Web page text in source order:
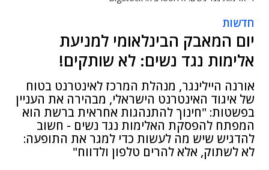
חדשות
יום המאבק הבינלאומי למניעת
אלימות נגד נשים: לא שותקים!
אורנה היילינגר, מנהלת המרכז לאינטרנט בטוח
של איגוד האינטרנט הישראלי, מבהירה את העניין
בפשטות: "חינוך להתנהגות אחראית ברשת הוא
המפתח להפסקת האלימות נגד נשים - חשוב
להדגיש שיש מה לעשות כדי למגר את התופעה:
לא לשתוק, אלא להרים טלפון ולדווח"